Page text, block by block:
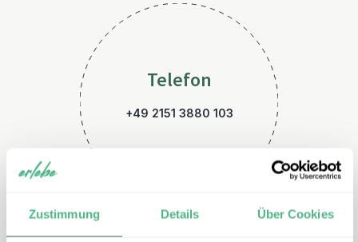
Zustimmung Details Über Cookies
Telefon
+49 2151 3880 103